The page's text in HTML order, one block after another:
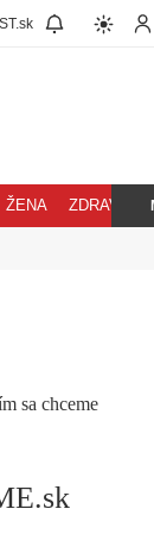
ŽENA ZDRAVIE
sa chceme